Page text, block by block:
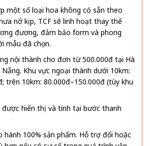
một số loại hoa không có sẵn theo
nở kịp, TCF sẽ linh hoạt thay thế
đương, đảm bảo form và phong
mẫu đã chọn.
nội thành cho đơn từ 500.000đ tại Hà
Nẵng. Khu vực ngoại thành dưới 10km:
trên 10km: 80.000đ–150.000đ (tùy khu
được hiển thị và tính tại bước thanh
hành 100% sản phẩm. Hỗ trợ đổi hoặc